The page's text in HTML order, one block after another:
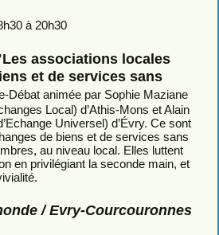
à 20h30
associations locales
et de services sans
Débat animée par Sophie Maziane
Local) d’Athis-Mons et Alain
Universel) d’Évry. Ce sont
de biens et de services sans
au niveau local. Elles luttent
en privilégiant la seconde main, et
/ Evry-Courcouronnes